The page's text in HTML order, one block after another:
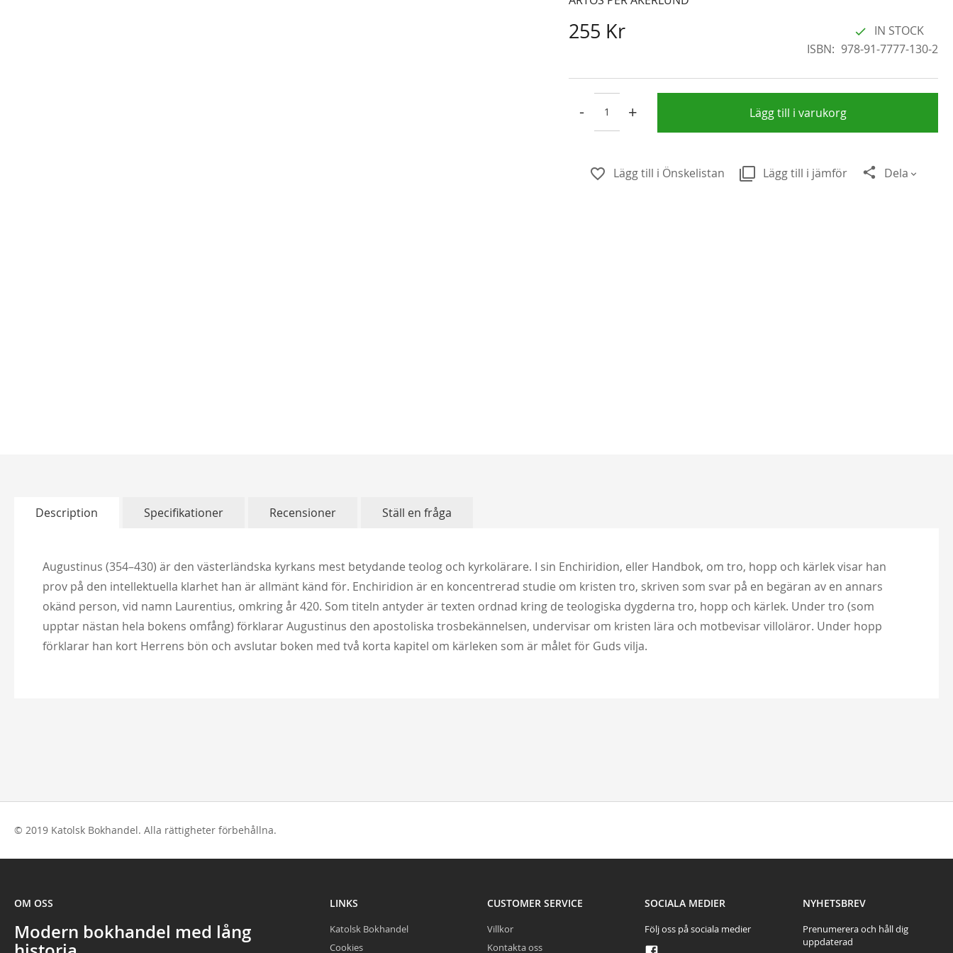
255 Kr
IN STOCK
ISBN
978-91-7777-130-2
- + Lägg till i varukorg
Lägg till i Önskelistan Lägg till i jämför Dela
Description
Augustinus (354–430) är den västerländska kyrkans mest betydande teolog och kyrkolärare. I sin Enchiridion, eller Handbok, om tro, hopp och kärlek visar han
prov på den intellektuella klarhet han är allmänt känd för. Enchiridion är en koncentrerad studie om kristen tro, skriven som svar på en begäran av en annars
okänd person, vid namn Laurentius, omkring år 420. Som titeln antyder är texten ordnad kring de teologiska dygderna tro, hopp och kärlek. Under tro (som
upptar nästan hela bokens omfång) förklarar Augustinus den apostoliska trosbekännelsen, undervisar om kristen lära och motbevisar villoläror. Under hopp
förklarar han kort Herrens bön och avslutar boken med två korta kapitel om kärleken som är målet för Guds vilja.
Specifikationer Recensioner Ställ en fråga
© 2019 Katolsk Bokhandel. Alla rättigheter förbehållna.
OM OSS
Modern bokhandel med lång
LINKS
Katolsk Bokhandel
Cookies
CUSTOMER SERVICE
Villkor
Kontakta oss
SOCIALA MEDIER
Följ oss på sociala medier
NYHETSBREV
Prenumerera och håll dig
uppdaterad